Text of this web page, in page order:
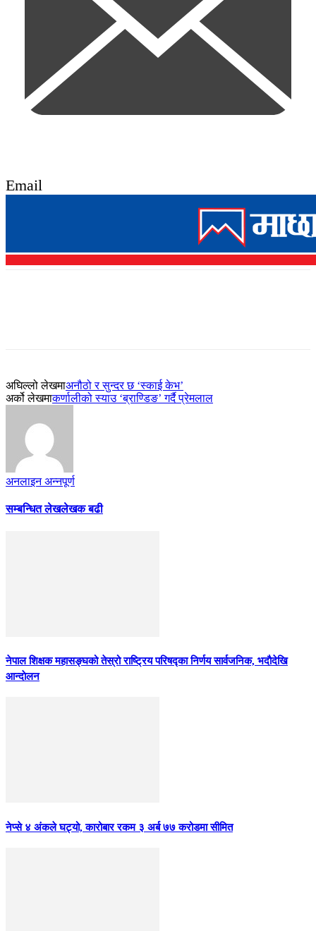
Email
अघिल्लो लेखमाअनौठो र सुन्दर छ ‘स्काई केभ’
अर्को लेखमाकर्णालीको स्याउ ‘ब्राण्डिङ’ गर्दै प्रेमलाल
अनलाइन अन्नपूर्ण
सम्बन्धित लेखलेखक बढी
नेपाल शिक्षक महासङ्घको तेस्रो राष्ट्रिय परिषद्का निर्णय सार्वजनिक, भदाैदेखि
आन्दाेलन
नेप्से ४ अंकले घट्यो, कारोबार रकम ३ अर्ब ७७ करोडमा सीमित